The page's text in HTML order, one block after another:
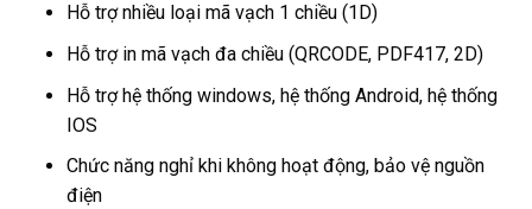
Hỗ trợ nhiều loại mã vạch 1 chiều (1D)
Hỗ trợ in mã vạch đa chiều (QRCODE, PDF417, 2D)
Hỗ trợ hệ thống windows, hệ thống Android, hệ thống
IOS
Chức năng nghỉ khi không hoạt động, bảo vệ nguồn
điện